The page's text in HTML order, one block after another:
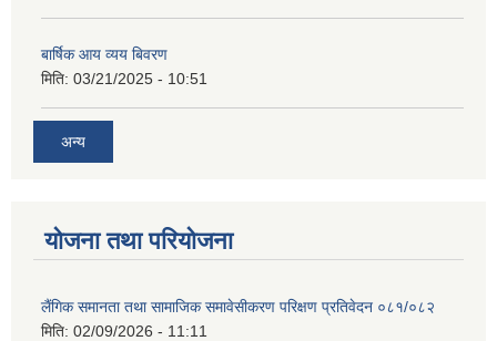
बार्षिक आय व्यय बिवरण
मिति: 03/21/2025 - 10:51
अन्य
योजना तथा परियोजना
लैंगिक समानता तथा सामाजिक समावेसीकरण परिक्षण प्रतिवेदन ०८१/०८२
मिति: 02/09/2026 - 11:11